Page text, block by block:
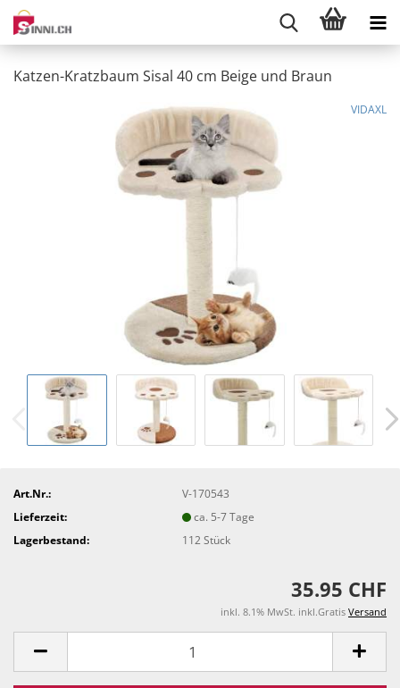
Katzen-Kratzbaum Sisal 40 cm Beige und Braun
VIDAXL
Art.Nr.:
V-170543
Lieferzeit:
ca. 5-7 Tage
Lagerbestand:
112Stück
35.95 CHF
inkl. 8.1% MwSt. inkl.Gratis Versand